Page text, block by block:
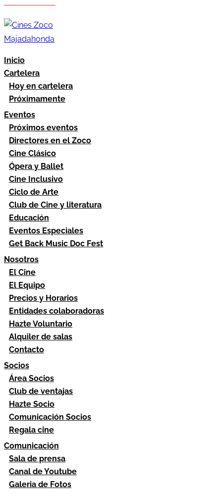
Inicio
Cartelera
Hoy en cartelera
Próximamente
Eventos
Próximos eventos
Directores en el Zoco
Cine Clásico
Ópera y Ballet
Cine Inclusivo
Ciclo de Arte
Club de Cine y literatura
Educación
Eventos Especiales
Get Back Music Doc Fest
Nosotros
El Cine
El Equipo
Precios y Horarios
Entidades colaboradoras
Hazte Voluntario
Alquiler de salas
Contacto
Socios
Área Socios
Club de ventajas
Hazte Socio
Comunicación Socios
Regala cine
Comunicación
Sala de prensa
Canal de Youtube
Galeria de Fotos